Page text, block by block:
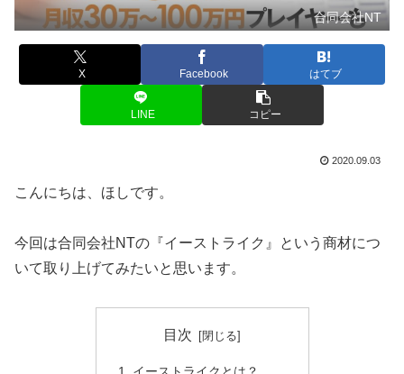
合同会社NT
X Facebook はてブ
LINE コピー
2020.09.03
こんにちは、ほしです。
今回は合同会社NTの『イーストライク』という商材につ
いて取り上げてみたいと思います。
目次
イーストライクとは？